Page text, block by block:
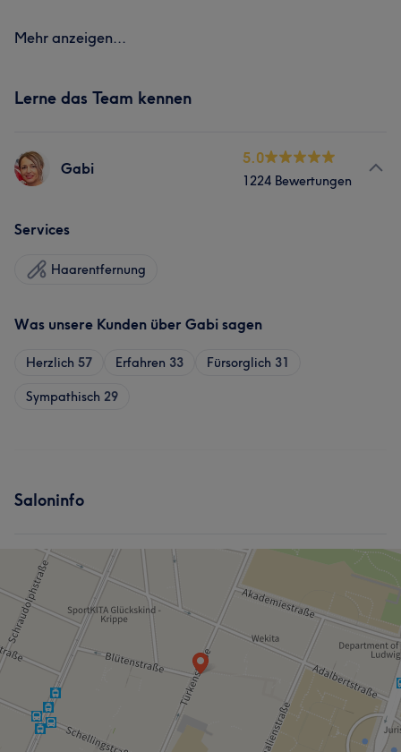
Mehr anzeigen...
Lerne das Team kennen
Gabi
5.0
1224 Bewertungen
Services
Haarentfernung
Was unsere Kunden über Gabi sagen
Herzlich 57 Erfahren 33 Fürsorglich 31
Sympathisch 29
Saloninfo